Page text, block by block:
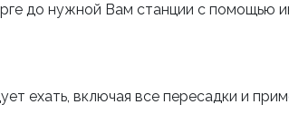
до нужной Вам станции с помощью
ехать, включая все пересадки и